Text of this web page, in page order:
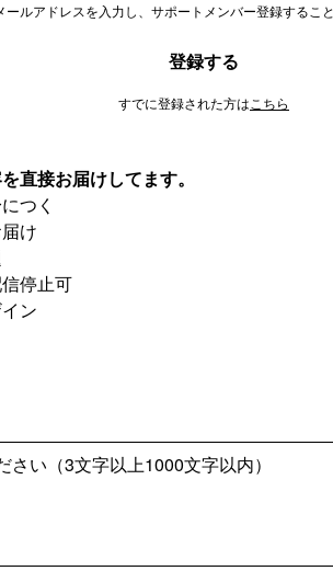
ールアドレスを入力し、サポートメンバー登録するこ
登録する
すでに登録された方は こちら
直接お届けしてます。
つく
け
停止可
ン